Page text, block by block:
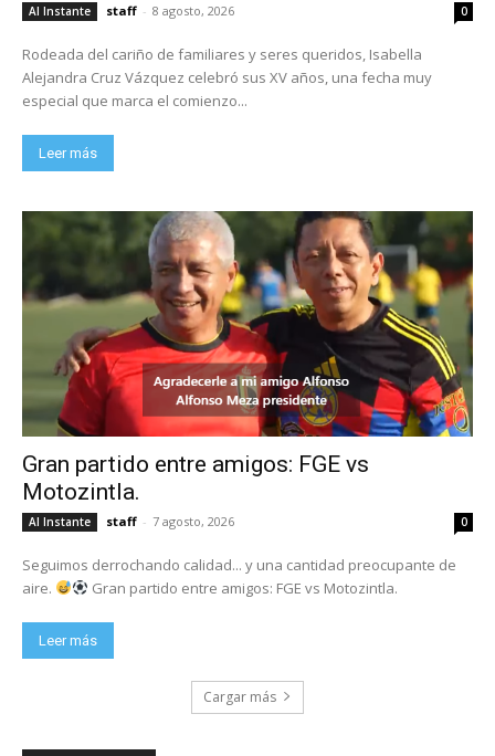
Al Instante staff - 8 agosto, 2026 0
Rodeada del cariño de familiares y seres queridos, Isabella
Alejandra Cruz Vázquez celebró sus XV años, una fecha muy
especial que marca el comienzo...
Leer más
Gran partido entre amigos: FGE vs
Motozintla.
Al Instante staff - 7 agosto, 2026 0
Seguimos derrochando calidad... y una cantidad preocupante de
aire.
Gran partido entre amigos: FGE vs Motozintla.
Leer más
Cargar más